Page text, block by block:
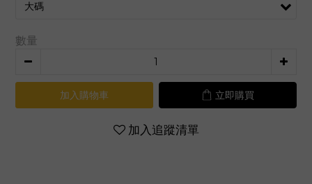
數量
加入購物車 立即購買
加入追蹤清單